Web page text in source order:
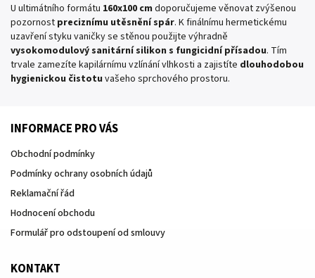
U ultimátního formátu 160x100 cm doporučujeme věnovat zvýšenou
pozornost preciznímu utěsnění spár. K finálnímu hermetickému
uzavření styku vaničky se stěnou použijte výhradně
vysokomodulový sanitární silikon s fungicidní přísadou. Tím
trvale zamezíte kapilárnímu vzlínání vlhkosti a zajistíte dlouhodobou
hygienickou čistotu vašeho sprchového prostoru.
INFORMACE PRO VÁS
Obchodní podmínky
Podmínky ochrany osobních údajů
Reklamační řád
Hodnocení obchodu
Formulář pro odstoupení od smlouvy
KONTAKT